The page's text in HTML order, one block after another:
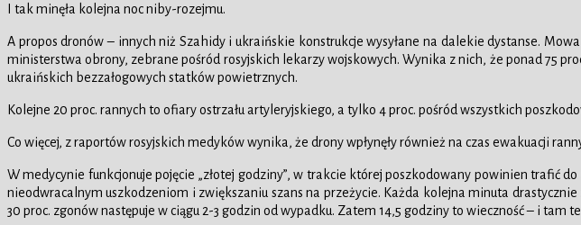
I tak minęła kolejna noc niby-rozejmu.
A propos dronów – innych niż Szahidy i ukraińskie konstrukcje wysyłane na dalekie dystanse.
ministerstwa obrony, zebrane pośród rosyjskich lekarzy wojskowych. Wynika z nich, że ponad 75
ukraińskich bezzałogowych statków powietrznych.
Kolejne 20 proc. rannych to ofiary ostrzału artyleryjskiego, a tylko 4 proc. pośród wszystkich
Co więcej, z raportów rosyjskich medyków wynika, że drony wpłynęły również na czas ewakuacji
W medycynie funkcjonuje pojęcie „złotej godziny”, w trakcie której poszkodowany powinien trafić
nieodwracalnym uszkodzeniom i zwiększaniu szans na przeżycie. Każda kolejna minuta
30 proc. zgonów następuje w ciągu 2-3 godzin od wypadku. Zatem 14,5 godziny to wieczność – i tam